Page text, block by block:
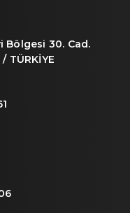
Bölgesi 30. Cad.
TÜRKİYE